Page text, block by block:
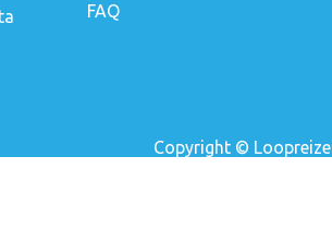
FAQ
Copyright ©